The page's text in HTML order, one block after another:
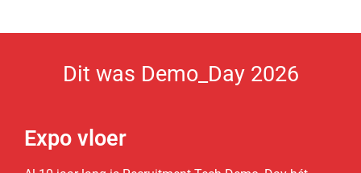
Dit was Demo_Day 2026
Expo vloer